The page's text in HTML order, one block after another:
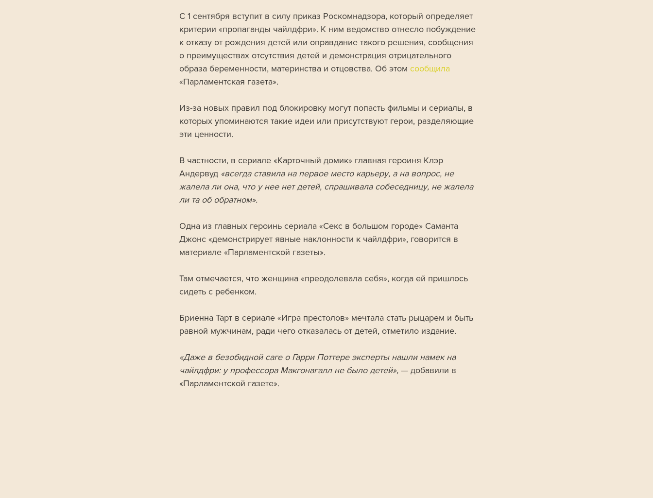
С 1 сентября вступит в силу приказ Роскомнадзора, который определяет
критерии «пропаганды чайлдфри». К ним ведомство отнесло побуждение
к отказу от рождения детей или оправдание такого решения, сообщения
о преимуществах отсутствия детей и демонстрация отрицательного
образа беременности, материнства и отцовства. Об этом сообщила
«Парламентская газета».
Из-за новых правил под блокировку могут попасть фильмы и сериалы, в
которых упоминаются такие идеи или присутствуют герои, разделяющие
эти ценности.
В частности, в сериале «Карточный домик» главная героиня Клэр
Андервуд «всегда ставила на первое место карьеру, а на вопрос, не
жалела ли она, что у нее нет детей, спрашивала собеседницу, не жалела
ли та об обратном».
Одна из главных героинь сериала «Секс в большом городе» Саманта
Джонс «демонстрирует явные наклонности к чайлдфри», говорится в
материале «Парламентской газеты».
Там отмечается, что женщина «преодолевала себя», когда ей пришлось
сидеть с ребенком.
Бриенна Тарт в сериале «Игра престолов» мечтала стать рыцарем и быть
равной мужчинам, ради чего отказалась от детей, отметило издание.
«Даже в безобидной саге о Гарри Поттере эксперты нашли намек на
чайлдфри: у профессора Макгонагалл не было детей», — добавили в
«Парламентской газете».